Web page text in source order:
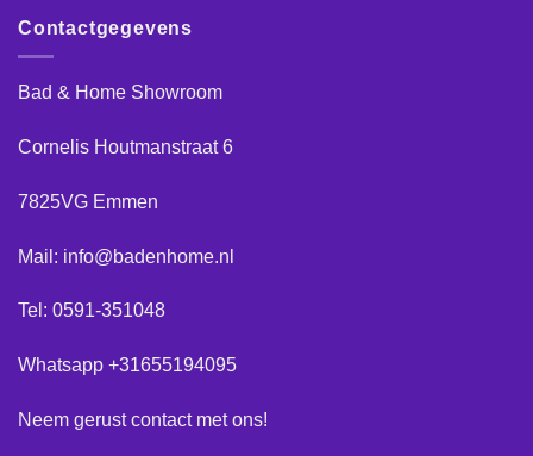
Contactgegevens
Bad & Home Showroom
Cornelis Houtmanstraat 6
7825VG Emmen
Mail: info@badenhome.nl
Tel: 0591-351048
Whatsapp +31655194095
Neem gerustcontactmet ons!